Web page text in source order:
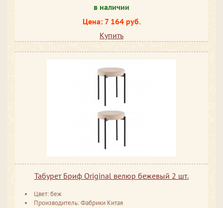
в наличии
Цена: 7 164 руб.
Купить
Табурет Бриф Original велюр бежевый 2 шт.
Цвет: беж
Производитель: Фабрики Китая